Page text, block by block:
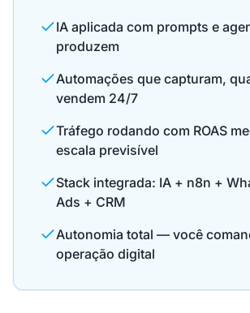
IA aplicada com prompts e
produzem
Automações que capturam,
vendem 24/7
Tráfego rodando com ROAS
escala previsível
Stack integrada: IA + n8n +
Ads + CRM
Autonomia total — você
operação digital